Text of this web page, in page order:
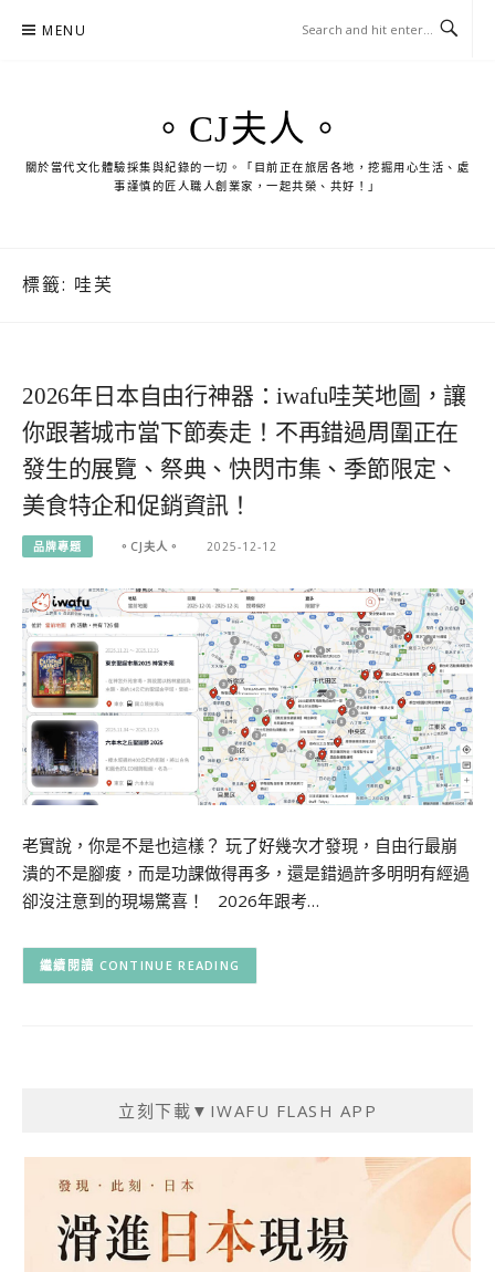
MENU
。CJ夫人。
關於當代文化體驗採集與紀錄的一切。「目前正在旅居各地，挖掘用心生活、處
事謹慎的匠人職人創業家，一起共榮、共好！」
標籤: 哇芙
2026年日本自由行神器：iwafu哇芙地圖，讓
你跟著城市當下節奏走！不再錯過周圍正在
發生的展覽、祭典、快閃市集、季節限定、
美食特企和促銷資訊！
品牌專題 。CJ夫人。 2025-12-12
老實說，你是不是也這樣？ 玩了好幾次才發現，自由行最崩
潰的不是腳痠，而是功課做得再多，還是錯過許多明明有經過
卻沒注意到的現場驚喜！ 2026年跟考…
CONTINUE READING
立刻下載▼IWAFU FLASH APP